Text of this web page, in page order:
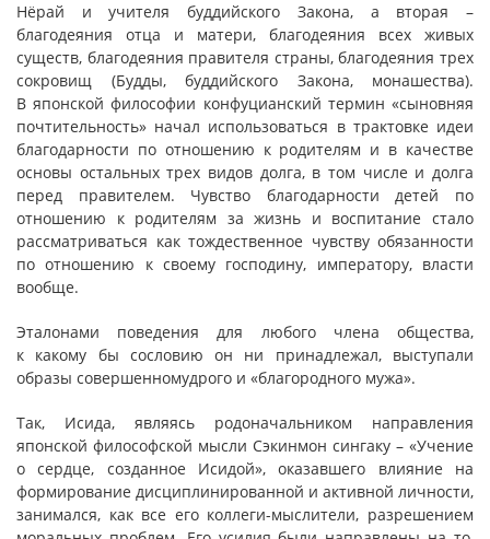
Нёрай и учителя буддийского Закона, а вторая –
благодеяния отца и матери, благодеяния всех живых
существ, благодеяния правителя страны, благодеяния трех
сокровищ (Будды, буддийского Закона, монашества).
В японской философии конфуцианский термин «сыновняя
почтительность» начал использоваться в трактовке идеи
благодарности по отношению к родителям и в качестве
основы остальных трех видов долга, в том числе и долга
перед правителем. Чувство благодарности детей по
отношению к родителям за жизнь и воспитание стало
рассматриваться как тождественное чувству обязанности
по отношению к своему господину, императору, власти
вообще.
Эталонами поведения для любого члена общества,
к какому бы сословию он ни принадлежал, выступали
образы совершенномудрого и «благородного мужа».
Так, Исида, являясь родоначальником направления
японской философской мысли Сэкинмон сингаку – «Учение
о сердце, созданное Исидой», оказавшего влияние на
формирование дисциплинированной и активной личности,
занимался, как все его коллеги-мыслители, разрешением